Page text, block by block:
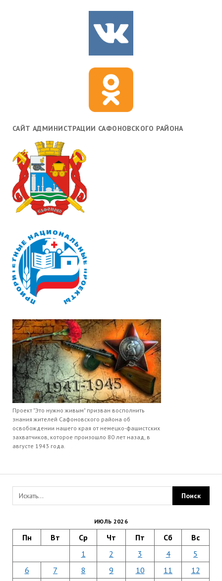
САЙТ АДМИНИСТРАЦИИ САФОНОВСКОГО РАЙОНА
Проект "Это нужно живым" призван восполнить
знания жителей Сафоновского района об
освобождении нашего края от немецко-фашистских
захватчиков, которое произошло 80 лет назад, в
августе 1943 года.
ИЮЛЬ 2026
Пн Вт Ср Чт Пт Сб Вс
1 2 3 4
5
6
7 8 9 10 11
12